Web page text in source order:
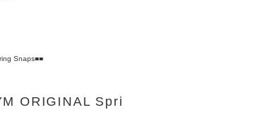
Snaps■■
ORIGINAL Spri